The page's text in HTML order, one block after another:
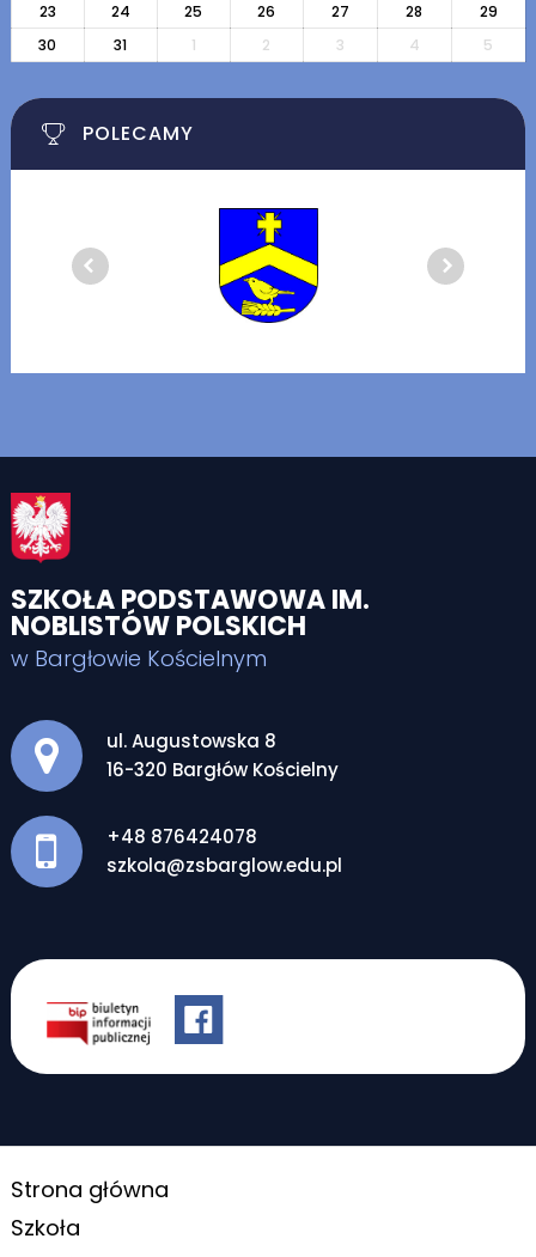
23
24 25 26 27 28
29
30
31 1 2 3 4 5
POLECAMY
SZKOŁA PODSTAWOWA IM.
NOBLISTÓW POLSKICH
w Bargłowie Kościelnym
Adres pocztowy:
ul. Augustowska 8
16-320 Bargłów Kościelny
+48 876424078
szkola@zsbarglow.edu.pl
Strona główna
Szkoła